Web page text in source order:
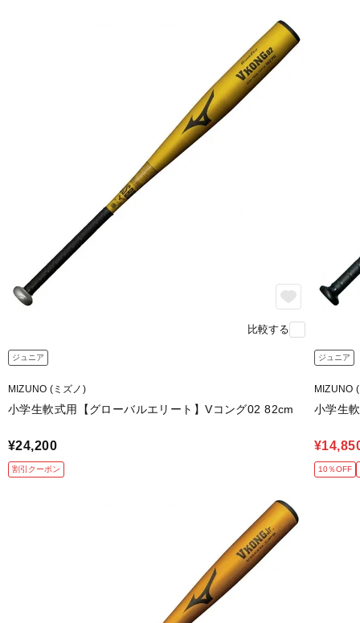
比較する
ジュニア
MIZUNO (ミズノ)
小学生軟式用【グローバルエリート】Vコング02 82cm
¥24,200
割引クーポン
ジュニア
MIZUNO
小学生
10％OFF